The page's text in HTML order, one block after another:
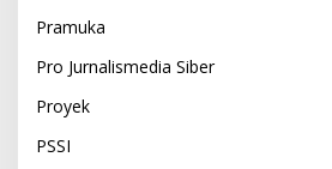
Pramuka
Pro Jurnalismedia Siber
Proyek
PSSI